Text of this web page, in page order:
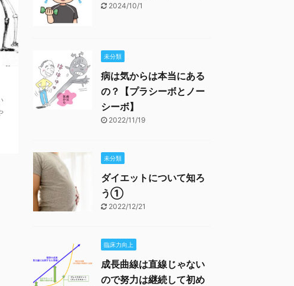
2024/10/1
未分類
病は気からは本当にある
の？【プラシーボとノー
シーボ】
2022/11/19
未分類
ダイエットについて知ろ
う①
2022/12/21
臨床力向上
成長曲線は直線じゃない
ので努力は継続して初め